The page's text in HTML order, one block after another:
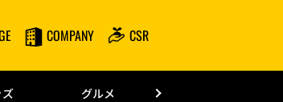
COMPANY CSR
グルメ